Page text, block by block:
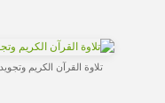
تلاوة القرآن الكريم وتجويد